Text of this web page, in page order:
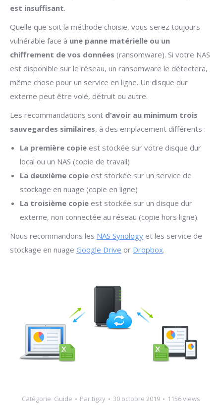
est insuffisant.
Quelle que soit la méthode choisie, vous serez toujours
vulnérable face à une panne matérielle ou un
chiffrement de vos données (ransomware). Si votre NAS
est disponible sur le réseau, un ransomware le détectera,
même chose pour un service en ligne. Un disque dur
externe peut être volé, détruit ou autre.
Les recommandations sont d’avoir au minimum trois
sauvegardes similaires, à des emplacement différents :
La première copie est stockée sur votre disque dur
local ou un NAS (copie de travail)
La deuxième copie est stockée sur un service de
stockage en nuage (copie en ligne)
La troisième copie est stockée sur un disque dur
externe, non connectée au réseau (copie hors ligne).
Nous recommandons les NAS Synology et les service de
stockage en nuage Google Drive or Dropbox.
Catégorie Guide Partigzy 30 octobre 2019 1156 views